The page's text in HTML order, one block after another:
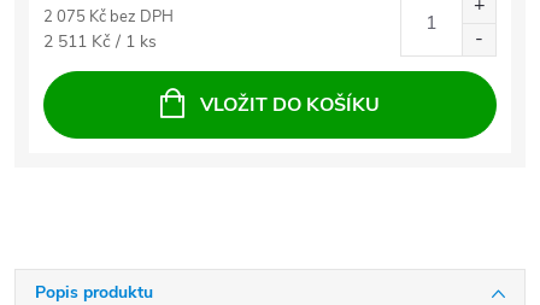
2 075 Kč bez DPH
Měrná cena:
2 511 Kč / 1 ks
VLOŽIT DO KOŠÍKU
Popis produktu